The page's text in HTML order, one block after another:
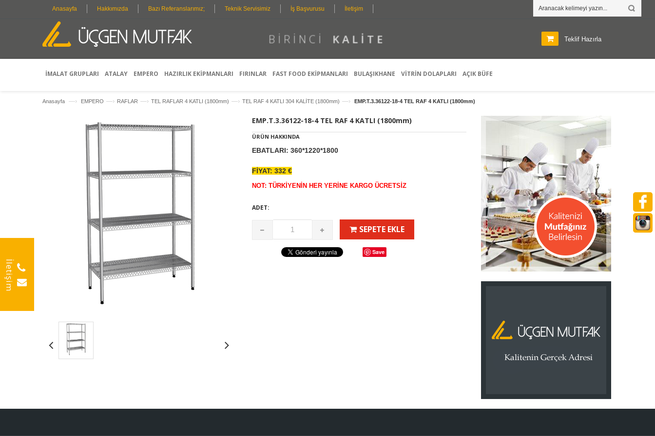
Anasayfa Hakkımızda Bazı Referanslarımız; Teknik Servisimiz İş Başvurusu İletişim
B IR INCI KA L I TE
R OF E SYO EL H IZME
D E T AYL I GAR A NT I
EL LE ŞT IR M E SEÇENE Teklif Hazırla
İMALAT GRUPLARI ATALAY EMPERO HAZIRLIK EKİPMANLARI FIRINLAR FAST FOOD EKİPMANLARI BULAŞIKHANE VİTRİN DOLAPLARI AÇIK BÜFE
Anasayfa —› EMPERO —› RAFLAR —› TEL RAFLAR 4 KATLI (1800mm) —› TEL RAF 4 KATLI 304 KALİTE (1800mm) —› EMP.T.3.36122-18-4 TEL RAF 4 KATLI (1800mm)
EMP.T.3.36122-18-4 TEL RAF 4 KATLI (1800mm)
ÜRÜN HAKKINDA
EBATLARI: 360*1220*1800
FİYAT: 332 €
NOT: TÜRKİYENİN HER YERİNE KARGO ÜCRETSİZ
ADET:
SEPETE EKLE
Save
İletişim